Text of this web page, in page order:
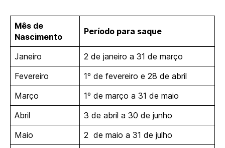
Mês de
Nascimento
Período para saque
Janeiro
2 de janeiro a 31 de março
Fevereiro
1º de fevereiro e 28 de abril
Março
1º de março a 31 de maio
Abril
3 de abril a 30 de junho
Maio
2 de maio a 31 de julho